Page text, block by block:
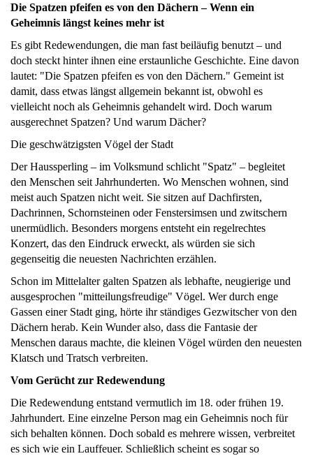
Die Spatzen pfeifen es von den Dächern – Wenn ein
Geheimnis längst keines mehr ist
Es gibt Redewendungen, die man fast beiläufig benutzt – und
doch steckt hinter ihnen eine erstaunliche Geschichte. Eine davon
lautet: "Die Spatzen pfeifen es von den Dächern." Gemeint ist
damit, dass etwas längst allgemein bekannt ist, obwohl es
vielleicht noch als Geheimnis gehandelt wird. Doch warum
ausgerechnet Spatzen? Und warum Dächer?
Die geschwätzigsten Vögel der Stadt
Der Haussperling – im Volksmund schlicht "Spatz" – begleitet
den Menschen seit Jahrhunderten. Wo Menschen wohnen, sind
meist auch Spatzen nicht weit. Sie sitzen auf Dachfirsten,
Dachrinnen, Schornsteinen oder Fenstersimsen und zwitschern
unermüdlich. Besonders morgens entsteht ein regelrechtes
Konzert, das den Eindruck erweckt, als würden sie sich
gegenseitig die neuesten Nachrichten erzählen.
Schon im Mittelalter galten Spatzen als lebhafte, neugierige und
ausgesprochen "mitteilungsfreudige" Vögel. Wer durch enge
Gassen einer Stadt ging, hörte ihr ständiges Gezwitscher von den
Dächern herab. Kein Wunder also, dass die Fantasie der
Menschen daraus machte, die kleinen Vögel würden den neuesten
Klatsch und Tratsch verbreiten.
Vom Gerücht zur Redewendung
Die Redewendung entstand vermutlich im 18. oder frühen 19.
Jahrhundert. Eine einzelne Person mag ein Geheimnis noch für
sich behalten können. Doch sobald es mehrere wissen, verbreitet
es sich wie ein Lauffeuer. Schließlich scheint es sogar so